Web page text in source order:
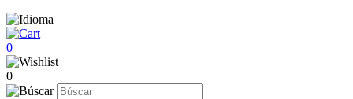
0
0